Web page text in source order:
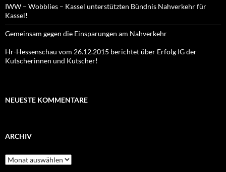
IWW – Wobblies – Kassel unterstützten Bündnis Nahverkehr für
Kassel!
Gemeinsam gegen die Einsparungen am Nahverkehr
Hr-Hessenschau vom 26.12.2015 berichtet über Erfolg IG der
Kutscherinnen und Kutscher!
NEUESTE KOMMENTARE
ARCHIV
Archiv